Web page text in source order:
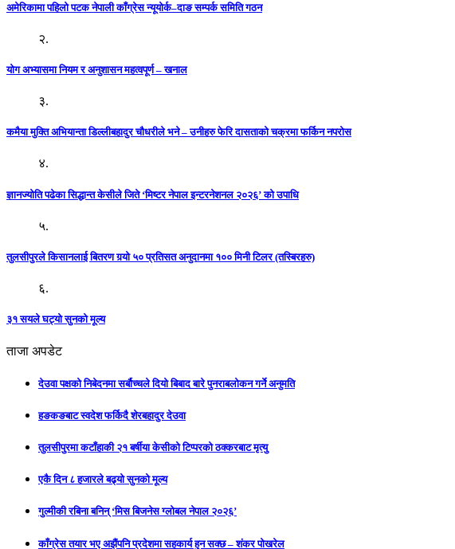
अमेरिकामा पहिलो पटक नेपाली काँग्रेस न्यूयोर्क–दाङ सम्पर्क समिति गठन
२.
योग अभ्यासमा नियम र अनुशासन महत्वपूर्ण – खनाल
३.
कमैया मुक्ति अभियान्ता डिल्लीबहादुर चौधरीले भने – उनीहरु फेरि दासताको चक्रमा फर्किन नपरोस
४.
ज्ञानज्योति पढेका सिद्धान्त केसीले जिते ‘मिष्टर नेपाल इन्टरनेशनल २०२६’ को उपाधि
५.
तुलसीपुरले किसानलाई बितरण गर्‍यो ५० प्रतिसत अनुदानमा १०० मिनी टिलर (तस्बिरहरु)
६.
३१ सयले घट्यो सुनको मूल्य
ताजा अपडेट
देउवा पक्षको निबेदनमा सर्बौच्चले दियो बिबाद बारे पुनराबलोकन गर्ने अनुमति
हङकङबाट स्वदेश फर्किदै शेरबहादुर देउवा
तुलसीपुरमा कटाँहाकी २१ बर्षीया केसीको टिप्परको ठक्करबाट मृत्यु
एकै दिन ८ हजारले बढ्यो सुनको मूल्य
गुल्मीकी रबिना बनिन् ‘मिस बिजनेस ग्लोबल नेपाल २०२६’
काँग्रेस तयार भए अझैंपनि प्रदेशमा सहकार्य हुन सक्छ – शंकर पोखरेल